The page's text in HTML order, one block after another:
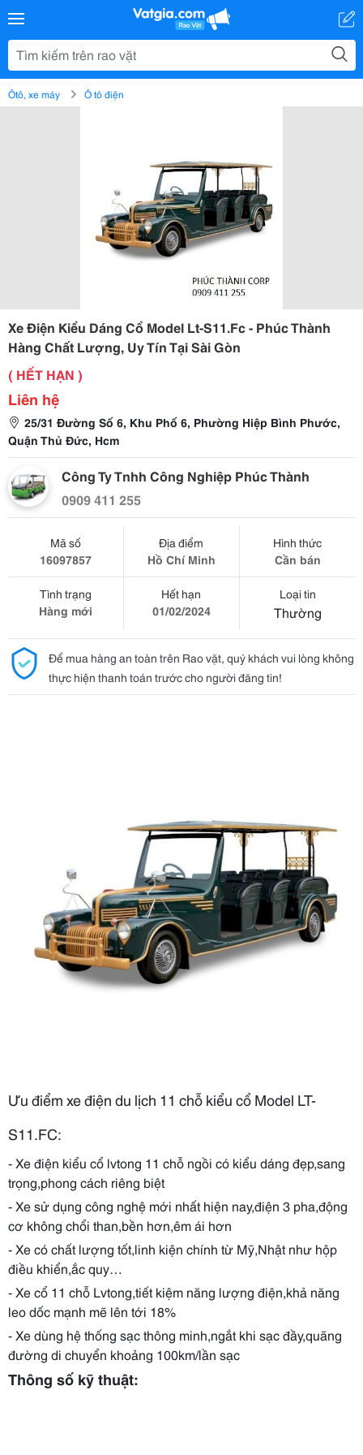
Ôtô, xe máy Ô tô điện
Xe Điện Kiểu Dáng Cổ Model Lt-S11.Fc - Phúc Thành
Hàng Chất Lượng, Uy Tín Tại Sài Gòn
( HẾT HẠN )
Liên hệ
25/31 Đường Số 6, Khu Phố 6, Phường Hiệp Bình Phước,
Quận Thủ Đức, Hcm
Công Ty Tnhh Công Nghiệp Phúc Thành
0909 411 255
Mã số
16097857
Địa điểm
Hồ Chí Minh
Hình thức
Cần bán
Tình trạng
Hàng mới
Hết hạn
01/02/2024
Loại tin
Thường
Để mua hàng an toàn trên Rao vặt, quý khách vui lòng không
thực hiện thanh toán trước cho người đăng tin!
Ưu điểm xe điện du lịch 11 chỗ kiểu cổ Model LT-
S11.FC:
- Xe điện kiểu cổ lvtong 11 chỗ ngồi có kiểu dáng đẹp,sang
trọng,phong cách riêng biệt
- Xe sử dụng công nghệ mới nhất hiện nay,điện 3 pha,động
cơ không chổi than,bền hơn,êm ái hơn
- Xe có chất lượng tốt,linh kiện chính từ Mỹ,Nhật như hộp
điều khiển,ắc quy…
- Xe cổ 11 chỗ Lvtong,tiết kiệm năng lượng điện,khả năng
leo dốc mạnh mẽ lên tới 18%
- Xe dùng hệ thống sạc thông minh,ngắt khi sạc đầy,quãng
đường di chuyển khoảng 100km/lần sạc
Thông số kỹ thuật: